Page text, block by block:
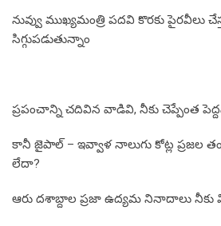
నువ్వు ముఖ్యమంత్రి పదవి కొరకు పైరవీలు
సిగ్గుపడుతున్నాం
ప్రపంచాన్ని చదివిన వాడివి, నీకు చెప్పేంత
కానీ జైపాల్ – ఇవ్వాళ నాలుగు కోట్ల ప్రజల
లేదా?
ఆరు దశాబ్దాల ప్రజా ఉద్యమ నినాదాలు